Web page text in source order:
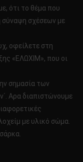
ότι το θέμα που
σύναψη σχέσεων με
οφείλετε στη
«ΕΛΩΧΙΜ», που οι
σημασία των
Αρα διαπιστώνουμε
με υλικό σώμα.